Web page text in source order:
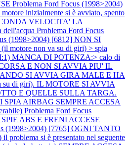
Problema Ford Focus (1998>2004)
inizialmente si è avviato, spento
VELOCITA' LA
Problema Ford Focus
(1998>2004) [6812] NON SI
motore non va su di giri) > spia
MANCA DI POTENZA:> calo di
E NON SI AVVIA PIU' IL
SI AVVIA GIRA MALE E HA
su di giri). IL MOTORE SI AVVIA
E QUELLE SULLA TARGA.
SPIA AIRBAG SEMPRE ACCESA
Problema Ford Focus
SPIE ABS E FRENI ACCESE
(1998>2004) [7765] OGNI TANTO
si è presentato nel seguente